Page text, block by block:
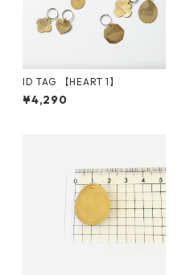
ID TAG 【HEART 1】
¥4,290